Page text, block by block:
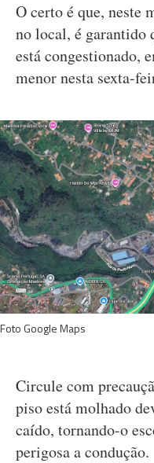
O certo é que, neste
no local, é garantido
está congestionado,
menor nesta sexta-
Foto Google Maps
Circule com
piso está molhado
caído, tornando-o
perigosa a condução.